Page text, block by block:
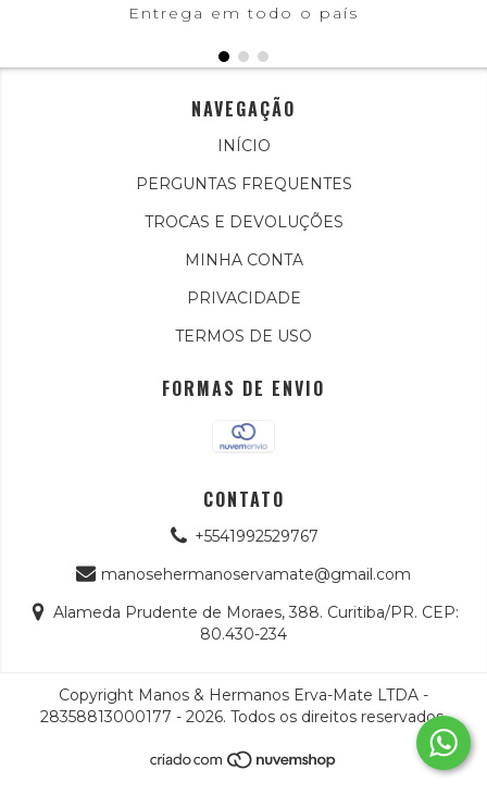
Entrega em todo o país
NAVEGAÇÃO
INÍCIO
PERGUNTAS FREQUENTES
TROCAS E DEVOLUÇÕES
MINHA CONTA
PRIVACIDADE
TERMOS DE USO
FORMAS DE ENVIO
CONTATO
+5541992529767
manosehermanoservamate@gmail.com
Alameda Prudente de Moraes, 388. Curitiba/PR. CEP:
80.430-234
Copyright Manos & Hermanos Erva-Mate LTDA -
28358813000177 - 2026. Todos os direitos reservados.